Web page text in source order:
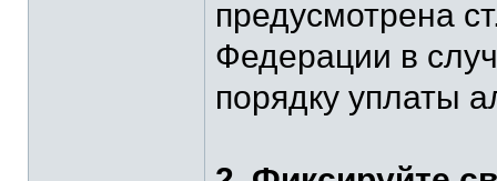
предусмотрена
Федерации в
порядку уплаты